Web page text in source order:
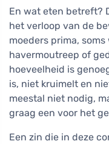
En wat eten betreft?
het verloop van de
moeders prima,
havermoutreep of
hoeveelheid is
is, niet kruimelt en
meestal niet nodig,
graag een voor het
Een zin die in deze